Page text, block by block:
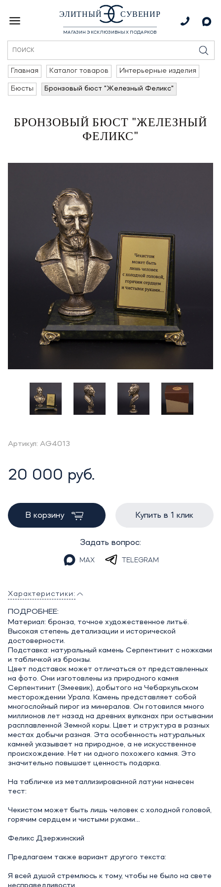
ЭЛИТНЫЙ СУВЕНИР
МАГАЗИН ЭКСКЛЮЗИВНЫХ ПОДАРКОВ
Главная Каталог товаров Интерьерные изделия
Бюсты Бронзовый бюст "Железный Феликс"
БРОНЗОВЫЙ БЮСТ "ЖЕЛЕЗНЫЙ
ФЕЛИКС"
Артикул: AG4013
20 000 руб.
В корзину Купить в 1 клик
Задать вопрос:
MAX TELEGRAM
Характеристики:
ПОДРОБНЕЕ:
Материал: бронза, точное художественное литьё.
Высокая степень детализации и исторической
достоверности.
Подставка: натуральный камень Серпентинит с ножками
и табличкой из бронзы.
Цвет подставок может отличаться от представленных
на фото. Они изготовлены из природного камня
Серпентинит (Змеевик), добытого на Чебаркульском
месторождении Урала. Камень представляет собой
многослойный пирог из минералов. Он готовился много
миллионов лет назад на древних вулканах при остывании
расплавленной Земной коры. Цвет и структура в разных
местах добычи разная. Эта особенность натуральных
камней указывает на природное, а не искусственное
происхождение. Нет ни одного похожего камня. Это
значительно повышает ценность подарка.
На табличке из металлизированной латуни нанесен
тест:
Чекистом может быть лишь человек с холодной головой,
горячим сердцем и чистыми руками…
Феликс Дзержинский
Предлагаем также вариант другого текста:
Я всей душой стремлюсь к тому, чтобы не было на свете